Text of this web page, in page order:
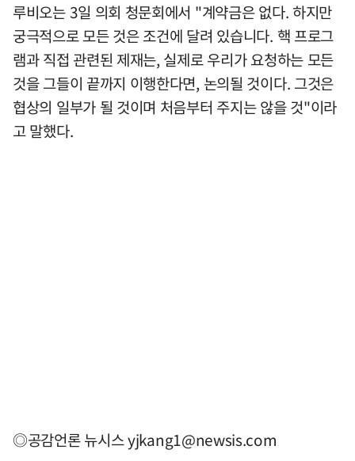
루비오는 3일 의회 청문회에서 "계약금은 없다. 하지만
궁극적으로 모든 것은 조건에 달려 있습니다. 핵 프로그
램과 직접 관련된 제재는, 실제로 우리가 요청하는 모든
것을 그들이 끝까지 이행한다면, 논의될 것이다. 그것은
협상의 일부가 될 것이며 처음부터 주지는 않을 것"이라
고 말했다.
◎공감언론 뉴시스yjkang1@newsis.com